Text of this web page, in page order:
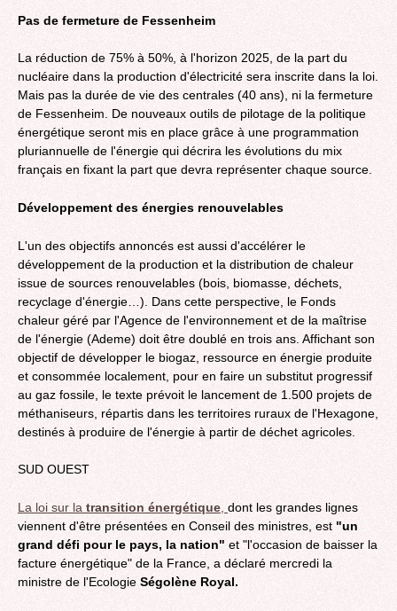
Pas de fermeture de Fessenheim
La réduction de 75% à 50%, à l'horizon 2025, de la part du
nucléaire dans la production d'électricité sera inscrite dans la loi.
Mais pas la durée de vie des centrales (40 ans), ni la fermeture
de Fessenheim. De nouveaux outils de pilotage de la politique
énergétique seront mis en place grâce à une programmation
pluriannuelle de l'énergie qui décrira les évolutions du mix
français en fixant la part que devra représenter chaque source.
Développement des énergies renouvelables
L'un des objectifs annoncés est aussi d'accélérer le
développement de la production et la distribution de chaleur
issue de sources renouvelables (bois, biomasse, déchets,
recyclage d'énergie…). Dans cette perspective, le Fonds
chaleur géré par l'Agence de l'environnement et de la maîtrise
de l'énergie (Ademe) doit être doublé en trois ans. Affichant son
objectif de développer le biogaz, ressource en énergie produite
et consommée localement, pour en faire un substitut progressif
au gaz fossile, le texte prévoit le lancement de 1.500 projets de
méthaniseurs, répartis dans les territoires ruraux de l'Hexagone,
destinés à produire de l'énergie à partir de déchet agricoles.
SUD OUEST
La loi sur la transition énergétique dont les grandes lignes
viennent d'être présentées en Conseil des ministres, est "un
grand défi pour le pays, la nation" et "l'occasion de baisser la
facture énergétique" de la France, a déclaré mercredi la
ministre de l'Ecologie Ségolène Royal.